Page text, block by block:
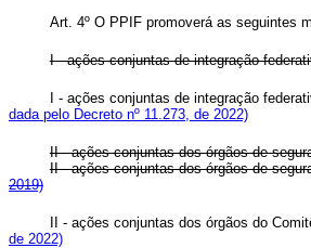
Art. 4º O PPIF promoverá as seguintes
I - ações conjuntas de integração
I - ações conjuntas de integração
dada pelo Decreto nº 11.273, de 2022)
II - ações conjuntas dos órgãos de
II - ações conjuntas dos órgãos de
2019)
II - ações conjuntas dos órgãos do
de 2022)